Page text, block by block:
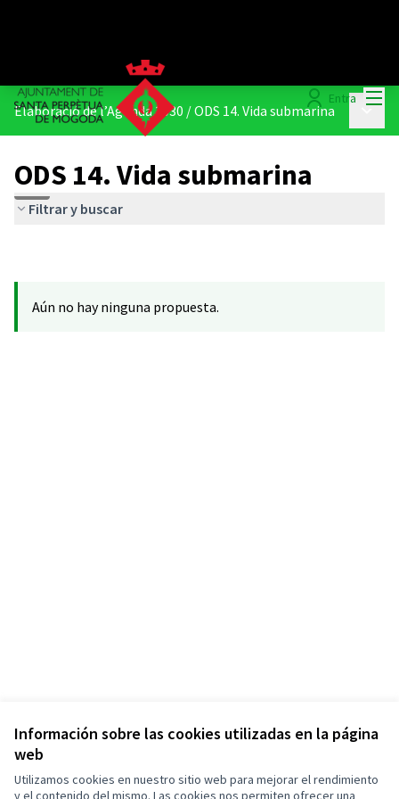
Información sobre las cookies utilizadas en la página
web
Utilizamos cookies en nuestro sitio web para mejorar el rendimiento
y el contenido del mismo. Las cookies nos permiten ofrecer una
Entra
Elaboració de l’Agenda 2030 /ODS 14. Vida submarina
ODS 14. Vida submarina
Filtrar y buscar
Aún no hay ninguna propuesta.